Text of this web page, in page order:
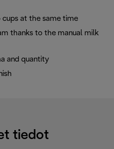
cups at the same time
thanks to the manual milk
and quantity
tiedot